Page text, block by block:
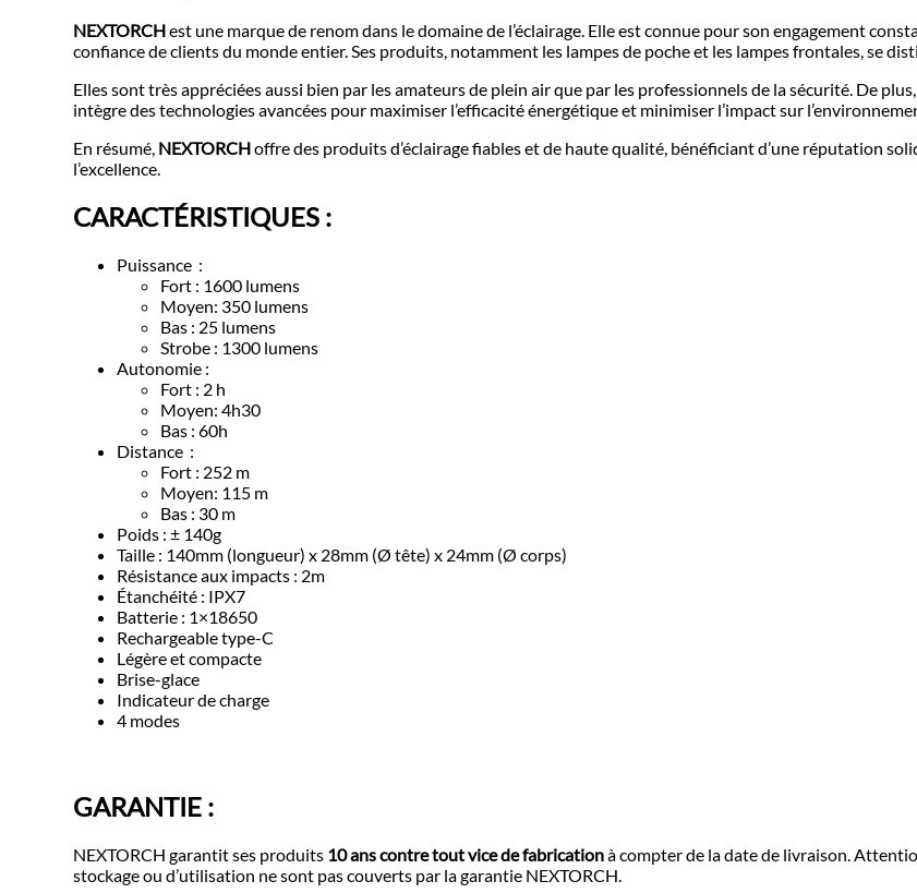
NEXTORCHest une marque de renom dans le domaine de l’éclairage. Elle est connue pour son engagement
confiance de clients du monde entier. Ses produits, notamment les lampes de poche et les lampes frontales, se
Elles sont très appréciées aussi bien par les amateurs de plein air que par les professionnels de la sécurité. De plus,
intègre des technologies avancées pour maximiser l’efficacité énergétique et minimiser l’impact sur
En résumé, NEXTORCHoffre des produits d’éclairage fiables et de haute qualité, bénéficiant d’une réputation
l’excellence.
CARACTÉRISTIQUES :
Puissance :
Fort : 1600 lumens
Moyen: 350 lumens
Bas : 25 lumens
Strobe : 1300 lumens
Autonomie :
Fort : 2 h
Moyen: 4h30
Bas : 60h
Distance :
Fort : 252 m
Moyen: 115 m
Bas : 30 m
Poids : ± 140g
Taille : 140mm (longueur) x 28mm (Ø tête) x 24mm (Ø corps)
Résistance aux impacts : 2m
Étanchéité : IPX7
Batterie : 1×18650
Rechargeable type-C
Légère et compacte
Brise-glace
Indicateur de charge
4 modes
GARANTIE :
NEXTORCH garantit ses produits 10 ans contre tout vice de fabricationà compter de la date de livraison.
stockage ou d’utilisation ne sont pas couverts par la garantie NEXTORCH.